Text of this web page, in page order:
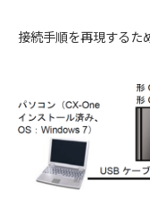
接続手順を再現するた